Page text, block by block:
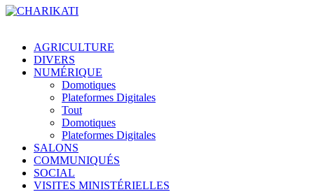
AGRICULTURE
DIVERS
NUMÉRIQUE
Domotiques
Plateformes Digitales
Tout
Domotiques
Plateformes Digitales
SALONS
COMMUNIQUÉS
SOCIAL
VISITES MINISTÉRIELLES